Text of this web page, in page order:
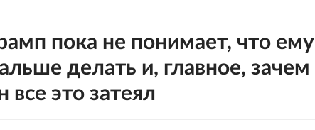
пока не понимает, что ему
делать и, главное, зачем
все это затеял